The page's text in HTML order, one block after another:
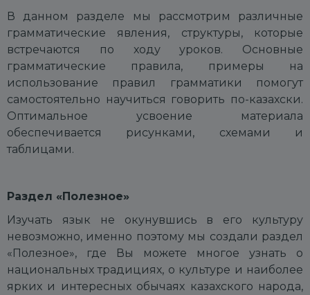
В данном разделе мы рассмотрим различные
грамматические явления, структуры, которые
встречаются по ходу уроков. Основные
грамматические правила, примеры на
использование правил грамматики помогут
самостоятельно научиться говорить по-казахски.
Оптимальное усвоение материала
обеспечивается рисунками, схемами и
таблицами.
Раздел «Полезное»
Изучать язык не окунувшись в его культуру
невозможно, именно поэтому мы создали раздел
«Полезное», где Вы можете многое узнать о
национальных традициях, о культуре и наиболее
ярких и интересных обычаях казахского народа,